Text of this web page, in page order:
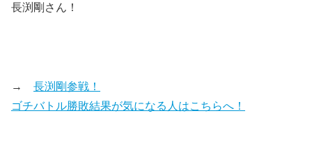
長渕剛さん！
→ 長渕剛参戦！
ゴチバトル勝敗結果が気になる人はこちらへ！